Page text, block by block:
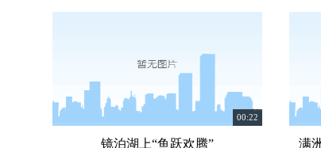
镜泊湖上“鱼跃欢腾”
00:22
满